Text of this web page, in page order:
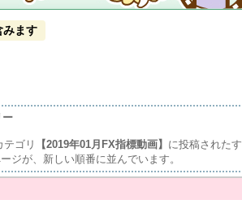
みます
ー
テゴリ 【2019年01月FX指標動画】 に投稿されたす
ジが、新しい順番に並んでいます。